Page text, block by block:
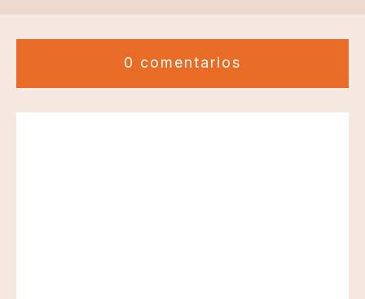
0 comentarios